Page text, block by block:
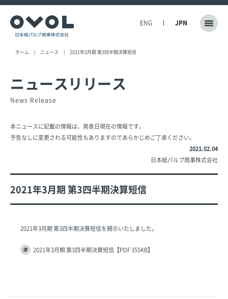
ENG JPN
ホーム ニュース 2021年3月期 第3四半期決算短信
ニュースリリース
News Release
本ニュースに記載の情報は、発表日現在の情報です。
予告なしに変更される可能性もありますのであらかじめご了承ください。
2021.02.04
日本紙パルプ商事株式会社
2021年3月期 第3四半期決算短信
2021年3月期 第3四半期決算短信を開示いたしました。
2021年3月期 第3四半期決算短信【PDF 355KB】